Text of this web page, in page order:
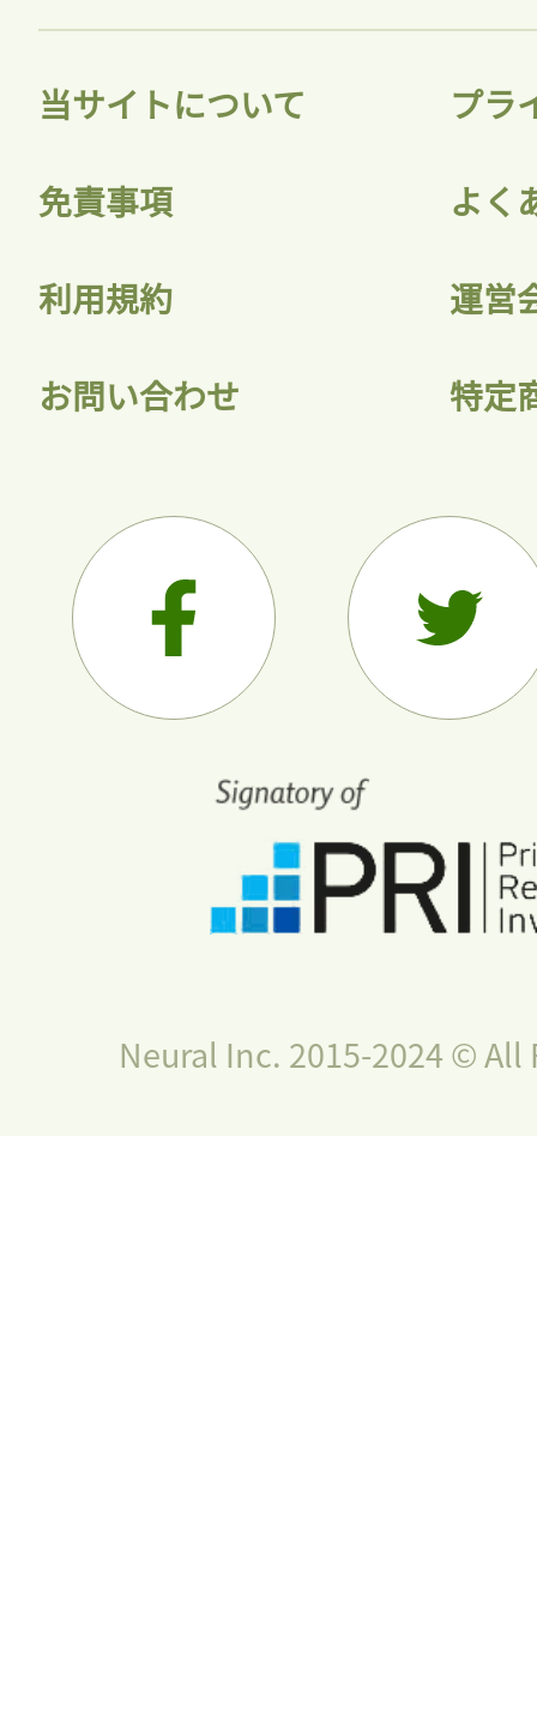
会員登録
当サイトについて プラ
免責事項 よく
利用規約 運営
お問い合わせ 特定
Neural Inc. 2015-2024 © All